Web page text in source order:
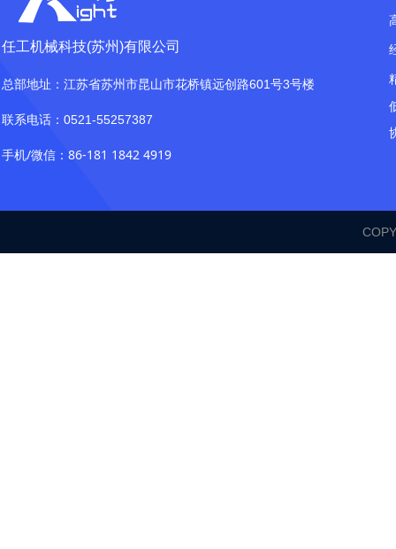
任工机械科技(苏州)有限公司
总部地址：江苏省苏州市昆山市花桥镇远创路601号3号楼
联系电话：0521-55257387
手机/微信：86-181 1842 4919